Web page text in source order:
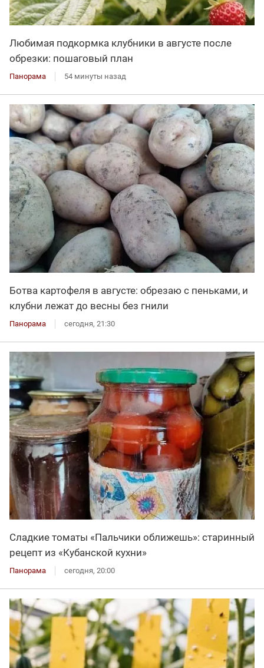
Любимая подкормка клубники в августе после
обрезки: пошаговый план
Панорама 54 минуты назад
Ботва картофеля в августе: обрезаю с пеньками, и
клубни лежат до весны без гнили
Панорама сегодня, 21:30
Сладкие томаты «Пальчики оближешь»: старинный
рецепт из «Кубанской кухни»
Панорама сегодня, 20:00